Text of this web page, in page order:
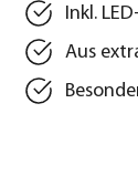
Inkl.
Aus